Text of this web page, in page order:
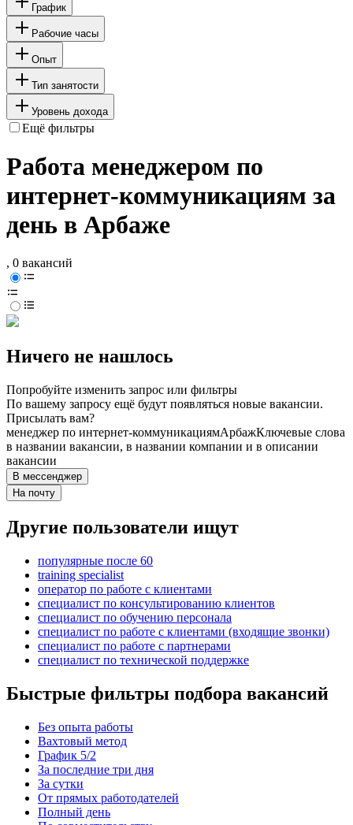
График
Рабочие часы
Опыт
Тип занятости
Уровень дохода
Ещё фильтры
Работа менеджером по
интернет-коммуникациям за
день в Арбаже
, 0 вакансий
Ничего не нашлось
Попробуйте изменить запрос или фильтры
По вашему запросу ещё будут появляться новые вакансии.
Присылать вам?
менеджер по интернет-коммуникациямАрбажКлючевые слова
в названии вакансии, в названии компании и в описании
вакансии
В мессенджер
На почту
Другие пользователи ищут
популярные после 60
training specialist
оператор по работе с клиентами
специалист по консультированию клиентов
специалист по обучению персонала
специалист по работе с клиентами (входящие звонки)
специалист по работе с партнерами
специалист по технической поддержке
Быстрые фильтры подбора вакансий
Без опыта работы
Вахтовый метод
График 5/2
За последние три дня
За сутки
От прямых работодателей
Полный день